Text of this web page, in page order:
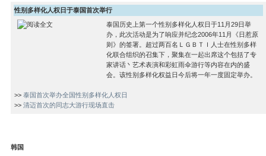
性别多样化人权日于泰国首次举行
泰国历史上第一个性别多样化人权日于11月29日举
办，此次活动是为了响应并纪念2006年11月《日惹原
则》的签署。超过两百名ＬＧＢＴＩ人士在性别多样
化联合组织的召集下，聚集在一起出席这个包括了专
家讲话丶艺术表演和彩虹雨伞游行等内容在内的盛
会。该性别多样化权益日今后将一年一度固定举办。
>> 泰国首次举办全国性别多样化人权日
>> 清迈首次的同志大游行现场直击
韩国